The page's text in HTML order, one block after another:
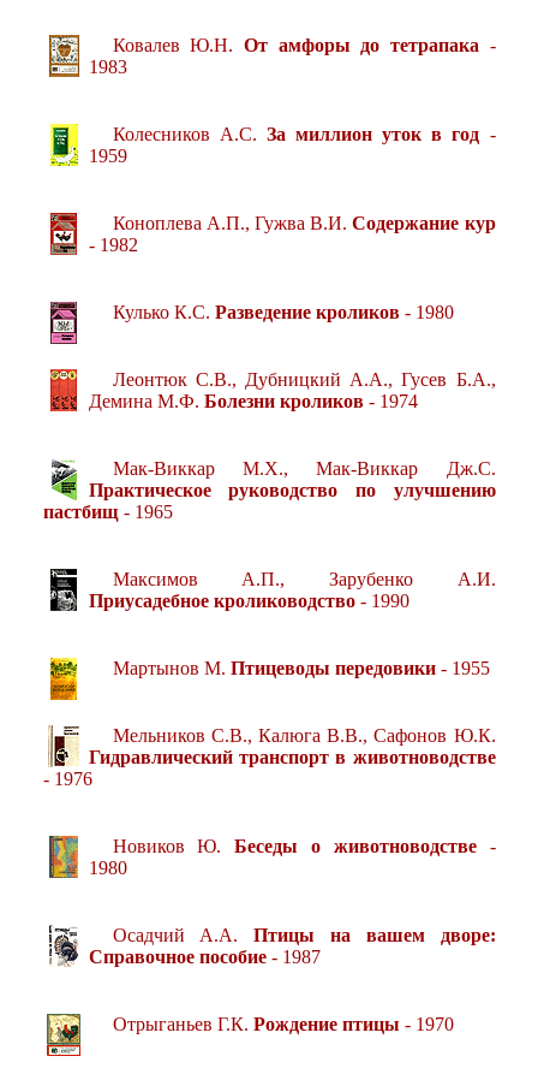
Ковалев Ю.Н. От амфоры до тетрапака -
1983
Колесников А.С. За миллион уток в год -
1959
Коноплева А.П., Гужва В.И.Содержание кур
- 1982
Кулько К.С. Разведение кроликов- 1980
Леонтюк С.В., Дубницкий А.А., Гусев Б.А.,
Демина М.Ф. Болезни кроликов- 1974
Мак-Виккар М.Х., Мак-Виккар Дж.С.
Практическое руководство по улучшению
пастбищ - 1965
Максимов А.П., Зарубенко А.И.
Приусадебное кролиководство- 1990
Мартынов М. Птицеводы передовики- 1955
Мельников С.В., Калюга В.В., Сафонов Ю.К.
Гидравлический транспорт в животноводстве
- 1976
Новиков Ю.Беседы о животноводстве-
1980
Осадчий А.А.Птицы на вашем дворе:
Справочное пособие- 1987
Отрыганьев Г.К. Рождение птицы - 1970